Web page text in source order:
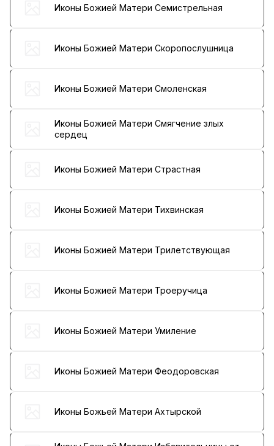
Иконы Божией Матери Семистрельная
Иконы Божией Матери Скоропослушница
Иконы Божией Матери Смоленская
Иконы Божией Матери Смягчение злых
сердец
Иконы Божией Матери Страстная
Иконы Божией Матери Тихвинская
Иконы Божией Матери Трилетствующая
Иконы Божией Матери Троеручица
Иконы Божией Матери Умиление
Иконы Божией Матери Феодоровская
Иконы Божьей Матери Ахтырской